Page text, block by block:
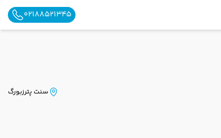
02188521345
سنت پترزبورگ